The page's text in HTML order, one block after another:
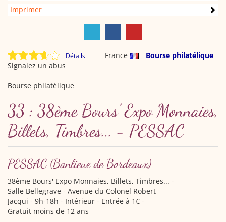
Imprimer
Détails France
Bourse philatélique
Signalez un abus
Bourse philatélique
33 : 38ème Bours' Expo Monnaies,
Billets, Timbres... - PESSAC
PESSAC (Banlieue de Bordeaux)
38ème Bours' Expo Monnaies, Billets, Timbres... -
Salle Bellegrave - Avenue du Colonel Robert
Jacqui - 9h-18h - Intérieur - Entrée à 1€ -
Gratuit moins de 12 ans